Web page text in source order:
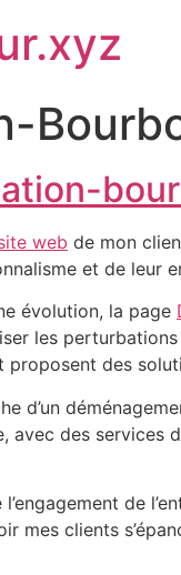
web de mon
et de leur
évolution, la page
les
des
d’un
avec des
de
mes clients